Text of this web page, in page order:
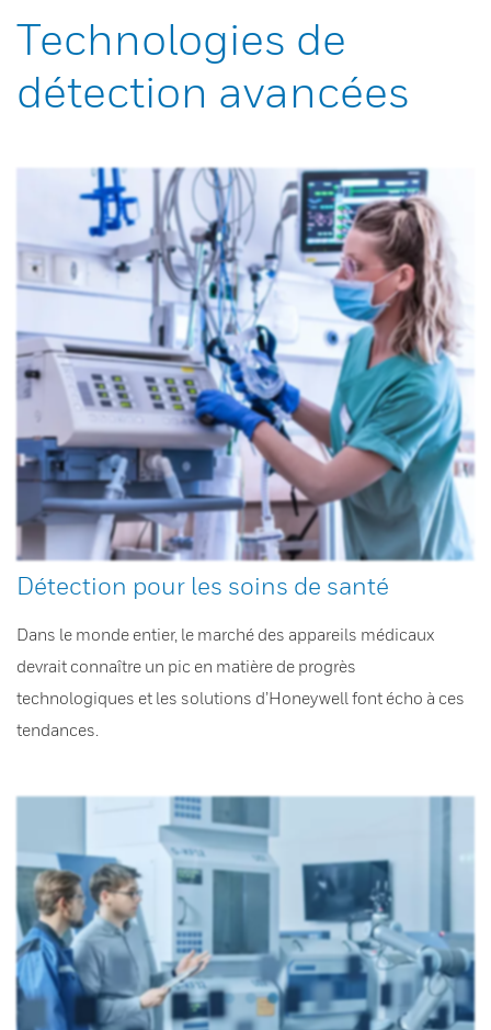
Technologies de
détection avancées
Détection pour les soins de santé
Dans le monde entier, le marché des appareils médicaux
devrait connaître un pic en matière de progrès
technologiques et les solutions d’Honeywell font écho à ces
tendances.